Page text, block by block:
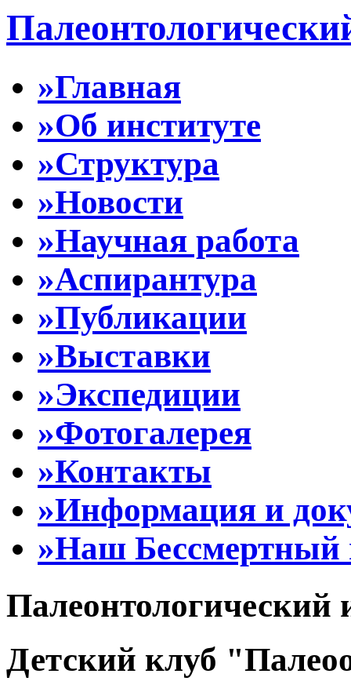
»Главная
»Об институте
»Структура
»Новости
»Научная работа
»Аспирантура
»Публикации
»Выставки
»Экспедиции
»Фотогалерея
»Контакты
»Информация и
»Наш Бессмертный
Палеонтологический
Детский клуб